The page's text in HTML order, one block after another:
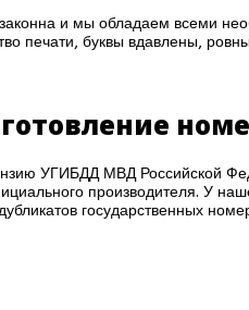
и мы обладаем всеми
печати, буквы вдавлены,
УГИБДД МВД Российской
производителя. У
государственных